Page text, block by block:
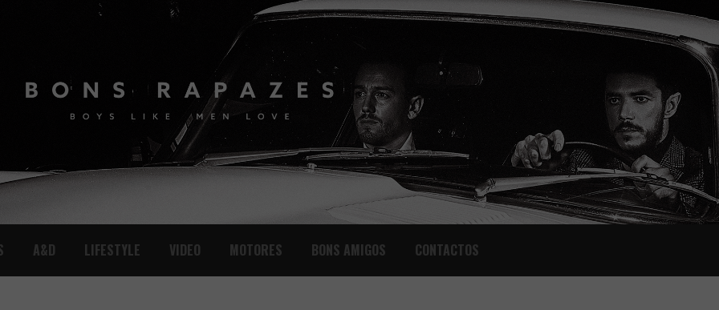
A&D LIFESTYLE VIDEO MOTORES BONS AMIGOS CONTACTOS